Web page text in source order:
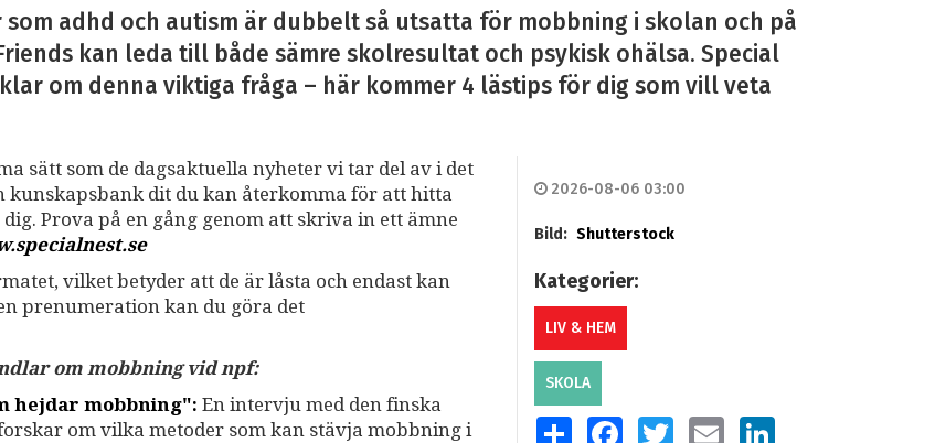
adhd och autism är dubbelt så utsatta för mobbning i skolan och på
kan leda till både sämre skolresultat och psykisk ohälsa. Special
om denna viktiga fråga – här kommer 4 lästips för dig som vill veta
sätt som de dagsaktuella nyheter vi tar del av i det
kunskapsbank dit du kan återkomma för att hitta
Prova på en gång genom att skriva in ett ämne
vilket betyder att de är låsta och endast kan
prenumeration kan du göra det
om mobbning vid npf:
hejdar mobbning": En intervju med den finska
om vilka metoder som kan stävja mobbning i
2026-08-06 03:00
Bild: Shutterstock
Kategorier:
LIV & HEM
SKOLA
SHARE FACEBOOKTWITTEREMAIL LINKEDIN